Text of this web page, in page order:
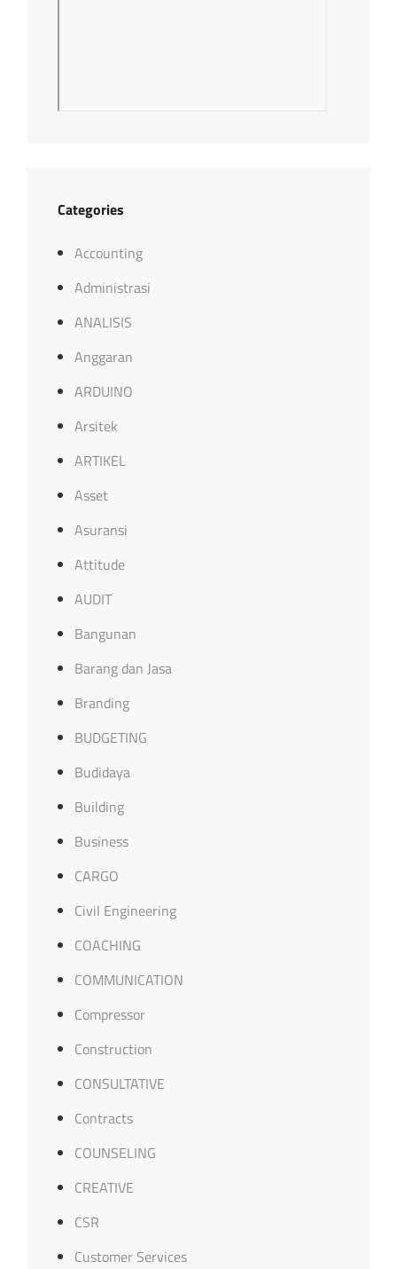
Categories
Accounting
Administrasi
ANALISIS
Anggaran
ARDUINO
Arsitek
ARTIKEL
Asset
Asuransi
Attitude
AUDIT
Bangunan
Barang dan Jasa
Branding
BUDGETING
Budidaya
Building
Business
CARGO
Civil Engineering
COACHING
COMMUNICATION
Compressor
Construction
CONSULTATIVE
Contracts
COUNSELING
CREATIVE
CSR
Customer Services